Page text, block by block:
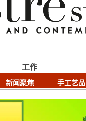
新闻聚焦 手工艺品
工作